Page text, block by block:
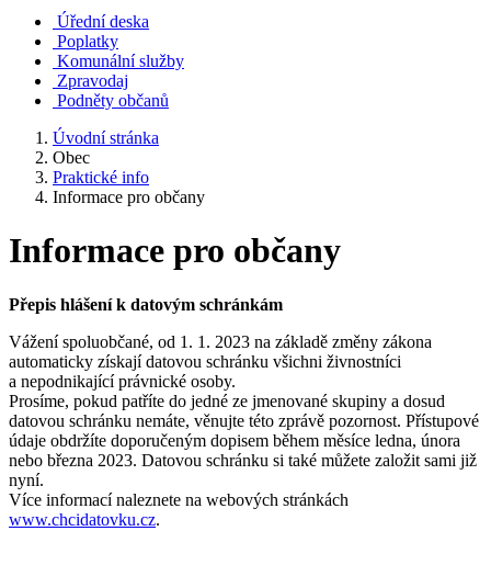
Úřední deska
Poplatky
Komunální služby
Zpravodaj
Podněty občanů
Úvodní stránka
Obec
Praktické info
Informace pro občany
Informace pro občany
Přepis hlášení k datovým schránkám
Vážení spoluobčané, od 1. 1. 2023 na základě změny zákona
automaticky získají datovou schránku všichni živnostníci
a nepodnikající právnické osoby.
Prosíme, pokud patříte do jedné ze jmenované skupiny a dosud
datovou schránku nemáte, věnujte této zprávě pozornost. Přístupové
údaje obdržíte doporučeným dopisem během měsíce ledna, února
nebo března 2023. Datovou schránku si také můžete založit sami již
nyní.
Více informací naleznete na webových stránkách
www.chcidatovku.cz.